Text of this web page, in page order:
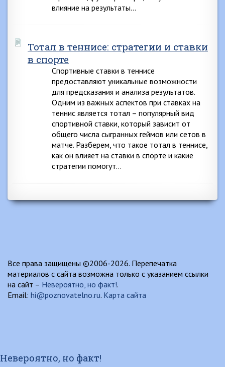
влияние на результаты…
Тотал в теннисе: стратегии и ставки
в спорте
Спортивные ставки в теннисе
предоставляют уникальные возможности
для предсказания и анализа результатов.
Одним из важных аспектов при ставках на
теннис является тотал – популярный вид
спортивной ставки, который зависит от
общего числа сыгранных геймов или сетов в
матче. Разберем, что такое тотал в теннисе,
как он влияет на ставки в спорте и какие
стратегии помогут…
Все права защищены ©2006-2026. Перепечатка
материалов с сайта возможна только с указанием ссылки
на сайт – Невероятно, но факт!.
Email: hi@poznovatelno.ru. Карта сайта
Невероятно, но факт!